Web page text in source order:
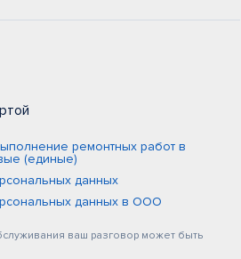
ремонтных работ в
(единые)
данных
данных в ООО
ваш разговор может быть